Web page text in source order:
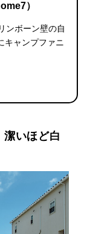
）
ンボーン壁の自
キャンプファニ
いほど白